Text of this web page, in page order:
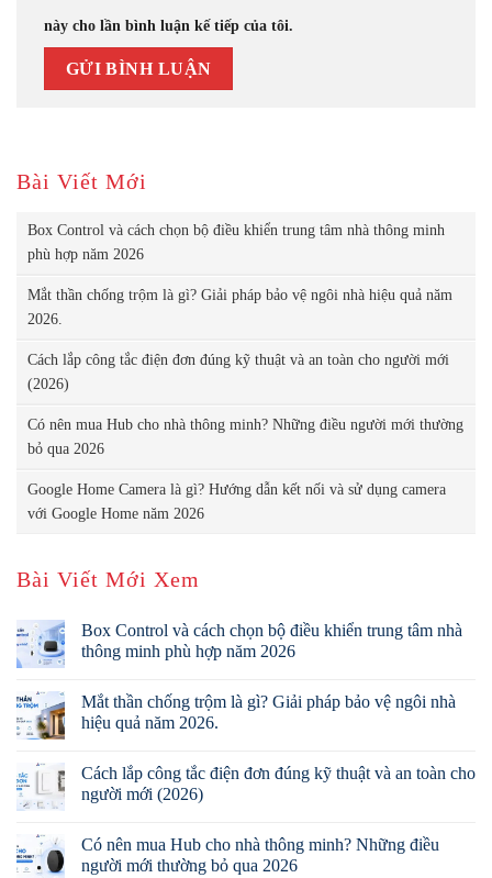
này cho lần bình luận kế tiếp của tôi.
Bài Viết Mới
Box Control và cách chọn bộ điều khiển trung tâm nhà thông minh
phù hợp năm 2026
Mắt thần chống trộm là gì? Giải pháp bảo vệ ngôi nhà hiệu quả năm
2026.
Cách lắp công tắc điện đơn đúng kỹ thuật và an toàn cho người mới
(2026)
Có nên mua Hub cho nhà thông minh? Những điều người mới thường
bỏ qua 2026
Google Home Camera là gì? Hướng dẫn kết nối và sử dụng camera
với Google Home năm 2026
Bài Viết Mới Xem
Box Control và cách chọn bộ điều khiển trung tâm nhà
thông minh phù hợp năm 2026
Mắt thần chống trộm là gì? Giải pháp bảo vệ ngôi nhà
hiệu quả năm 2026.
Cách lắp công tắc điện đơn đúng kỹ thuật và an toàn cho
người mới (2026)
Có nên mua Hub cho nhà thông minh? Những điều
người mới thường bỏ qua 2026